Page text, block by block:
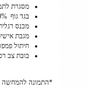
מסגרת
בגד גוף 100% כותנה
מכנס רגלית 100%
מגבת אישית
חיתול
בובת צב
*התמונה להמחשה